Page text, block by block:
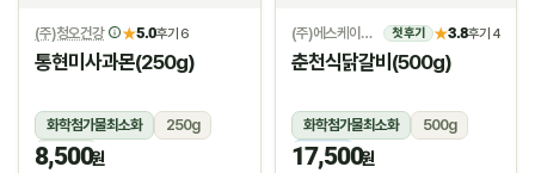
(주)청오건강 ★5.0후기 6
통현미사과몬(250g)
화학첨가물최소화
250g
상온
8,500원
(주)에스케이위드 첫 후기 ★3.8후기 4
춘천식닭갈비(500g)
화학첨가물최소화
500g
냉동
17,500원